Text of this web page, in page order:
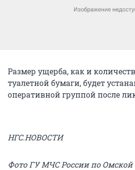
Размер ущерба, как и
туалетной бумаги, будет
оперативной группой после
НГС.НОВОСТИ
Фото ГУ МЧС России по Омской